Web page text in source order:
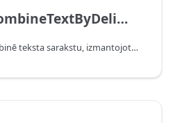
Combiner.CombineTextByDelimiter
Atgriež funkciju, kas kombinē teksta sarakstu, izmantojot norādīto norobežotāju.